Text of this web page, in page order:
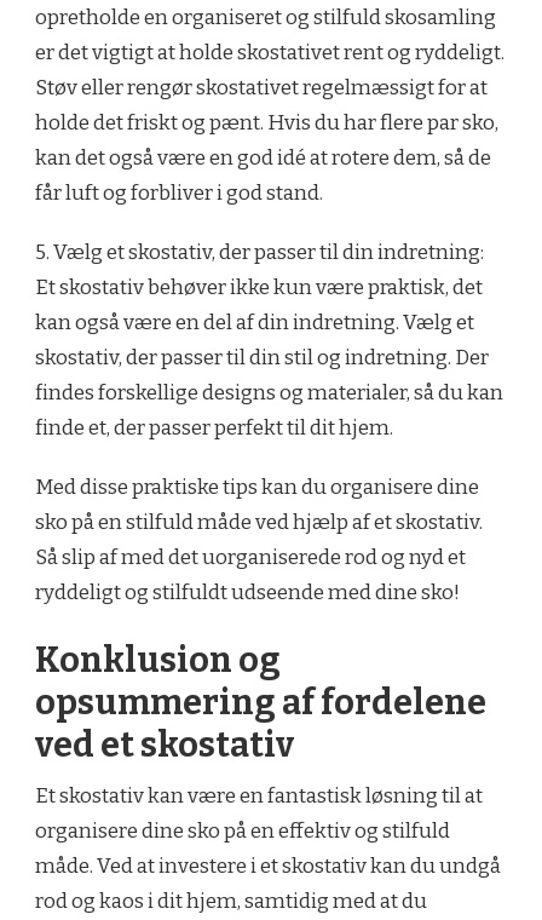
opretholde en organiseret og stilfuld skosamling
er det vigtigt at holde skostativet rent og ryddeligt.
Støv eller rengør skostativet regelmæssigt for at
holde det friskt og pænt. Hvis du har flere par sko,
kan det også være en god idé at rotere dem, så de
får luft og forbliver i god stand.
5. Vælg et skostativ, der passer til din indretning:
Et skostativ behøver ikke kun være praktisk, det
kan også være en del af din indretning. Vælg et
skostativ, der passer til din stil og indretning. Der
findes forskellige designs og materialer, så du kan
finde et, der passer perfekt til dit hjem.
Med disse praktiske tips kan du organisere dine
sko på en stilfuld måde ved hjælp af et skostativ.
Så slip af med det uorganiserede rod og nyd et
ryddeligt og stilfuldt udseende med dine sko!
Konklusion og
opsummering af fordelene
ved et skostativ
Et skostativ kan være en fantastisk løsning til at
organisere dine sko på en effektiv og stilfuld
måde. Ved at investere i et skostativ kan du undgå
rod og kaos i dit hjem, samtidig med at du